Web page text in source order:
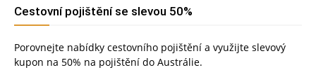
Cestovní pojištění se slevou 50%
Porovnejte nabídky cestovního pojištění a využijte slevový
kupon na 50% na pojištění do Austrálie.